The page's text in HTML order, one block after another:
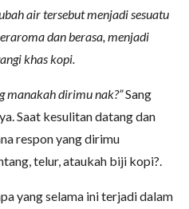
air tersebut menjadi sesuatu
dan berasa, menjadi
khas kopi.
manakah dirimu nak?”Sang
Saat kesulitan datang dan
respon yang dirimu
telur, ataukah biji kopi?.
yang selama ini terjadi dalam